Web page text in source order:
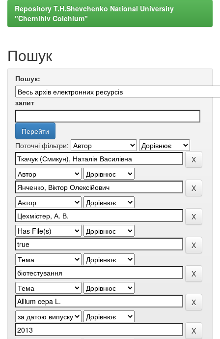
Repository T.H.Shevchenko National University
"Chernihiv Colehium"
Пошук
Пошук:
запит
Поточні фільтри: